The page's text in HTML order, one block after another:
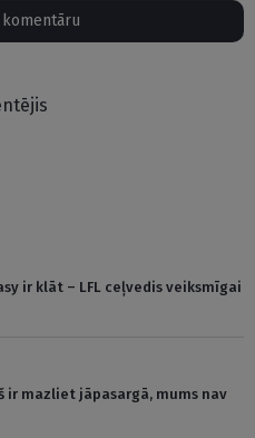
ir klāt – LFL ceļvedis veiksmīgai
ir mazliet jāpasargā, mums nav